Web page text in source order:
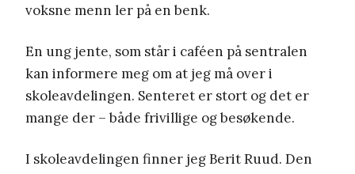
voksne menn ler på en benk.
En ung jente, som står i caféen på sentralen
kan informere meg om at jeg må over i
skoleavdelingen. Senteret er stort og det er
mange der – både frivillige og besøkende.
I skoleavdelingen finner jeg Berit Ruud. Den